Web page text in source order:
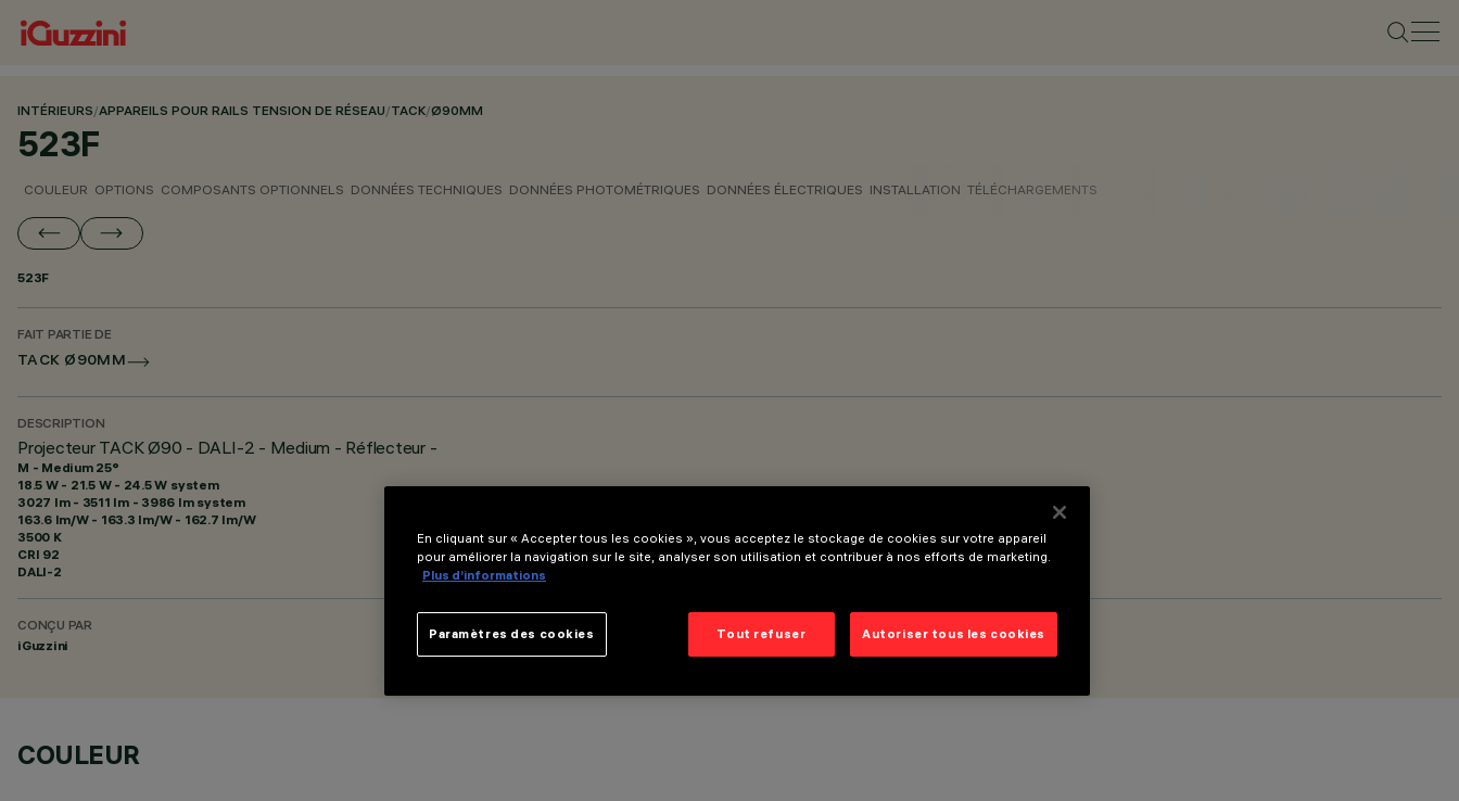
INTÉRIEURS/APPAREILS POUR RAILS TENSION DE RÉSEAU/TACK/Ø90MM
523F
COULEUR OPTIONS COMPOSANTS OPTIONNELS DONNÉES TECHNIQUES DONNÉES PHOTOMÉTRIQUES DONNÉES ÉLECTRIQUES INSTALLATION TÉLÉCHARGEMENTS
523F
FAIT PARTIE DE
TACK Ø90MM
DESCRIPTION
Projecteur TACK Ø90 - DALI-2 - Medium - Réflecteur -
M - Medium 25°
18.5 W - 21.5 W - 24.5 W system
3027 lm - 3511 lm - 3986 lm system
163.6 lm/W - 163.3 lm/W - 162.7 lm/W
3500 K
CRI 92
DALI-2
CONÇU PAR
iGuzzini
COULEUR
En cliquant sur « Accepter tous les cookies », vous acceptez le stockage de cookies sur votre appareil
pour améliorer la navigation sur le site, analyser son utilisation et contribuer à nos efforts de marketing.
Plus d’informations
Tout refuser Autoriser tous les cookies
Paramètres des cookies